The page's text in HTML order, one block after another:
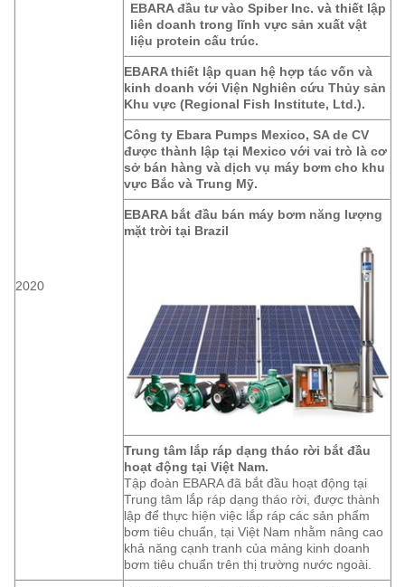
2020
EBARA đầu tư vào Spiber Inc. và thiết lập
liên doanh trong lĩnh vực sản xuất vật
liệu protein cấu trúc.
EBARA thiết lập quan hệ hợp tác vốn và
kinh doanh với Viện Nghiên cứu Thủy sản
Khu vực (Regional Fish Institute, Ltd.).
Công ty Ebara Pumps Mexico, SA de CV
được thành lập tại Mexico với vai trò là cơ
sở bán hàng và dịch vụ máy bơm cho khu
vực Bắc và Trung Mỹ.
EBARA bắt đầu bán máy bơm năng lượng
mặt trời tại Brazil
Trung tâm lắp ráp dạng tháo rời bắt đầu
hoạt động tại Việt Nam.
Tập đoàn EBARA đã bắt đầu hoạt động tại
Trung tâm lắp ráp dạng tháo rời, được thành
lập để thực hiện việc lắp ráp các sản phẩm
bơm tiêu chuẩn, tại Việt Nam nhằm nâng cao
khả năng cạnh tranh của mảng kinh doanh
bơm tiêu chuẩn trên thị trường nước ngoài.